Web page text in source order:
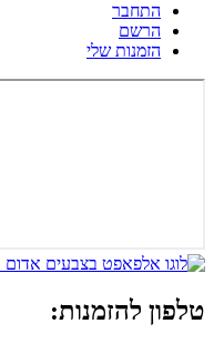
התחבר
הרשם
הזמנות שלי
טלפון להזמנות: